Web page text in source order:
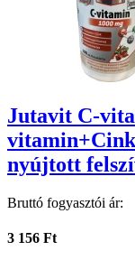
Jutavit C-
nyújtott
Bruttó fogyasztói ár:
3 156 Ft